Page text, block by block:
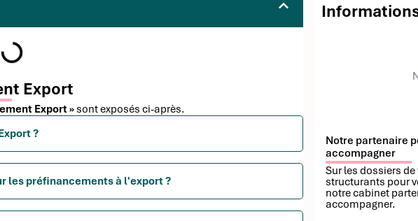
Export
Export » sont exposés ci-après.
?
les préfinancements à l'export ?
Notre partenaire
accompagner
Sur les dossiers
structurants pour
notre cabinet
accompagner.